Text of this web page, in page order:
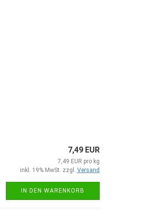
7,49 EUR
7,49 EUR pro kg
inkl. 19% MwSt. zzgl. Versand
IN DEN WARENKORB